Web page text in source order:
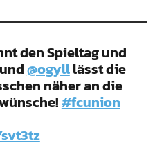
den Spieltag und
@ogylllässt die
näher an die
#fcunion